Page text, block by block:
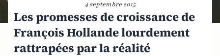
4 septembre 2015
Les promesses de croissance de
François Hollande lourdement
rattrapées par la réalité